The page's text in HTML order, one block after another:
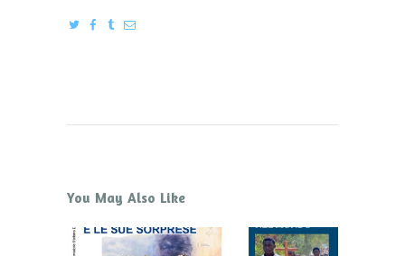
You May Also Like